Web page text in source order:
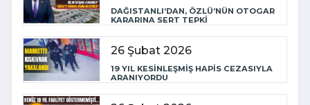
DAĞISTANLI’DAN, ÖZLÜ’NÜN OTOGAR
KARARINA SERT TEPKİ
26 Şubat 2026
19 YIL KESİNLEŞMİŞ HAPİS CEZASIYLA
ARANIYORDU